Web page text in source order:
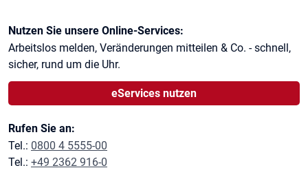
Kontaktinformationen
Nutzen Sie unsere Online-Services:
Arbeitslos melden, Veränderungen mitteilen & Co. - schnell,
sicher, rund um die Uhr.
eServices nutzen
Rufen Sie an:
Tel.: 0800 4 5555-00
Tel.: +49 2362 916-0